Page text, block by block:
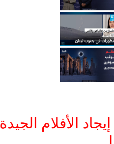
الأفلام الجيدة